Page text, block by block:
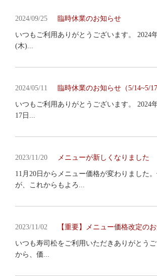
2024/09/25 臨時休業のお知らせ
いつもご利用ありがとうございます。 2024
(木)...
2024/05/11 臨時休業のお知らせ（5/14~5/17
いつもご利用ありがとうございます。 2024
17日...
2023/11/20 メニューが新しくなりました
11月20日からメニュー価格が変わりました
が、これからもよろ...
2023/11/02 【重要】メニュー価格改定の
いつも寿司松をご利用いただきありがとうご
から、価...